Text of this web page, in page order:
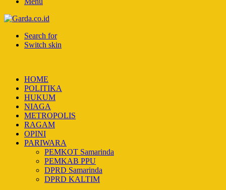
Search for
Switch skin
HOME
POLITIKA
HUKUM
NIAGA
METROPOLIS
RAGAM
OPINI
PARIWARA
PEMKOT Samarinda
PEMKAB PPU
DPRD Samarinda
DPRD KALTIM